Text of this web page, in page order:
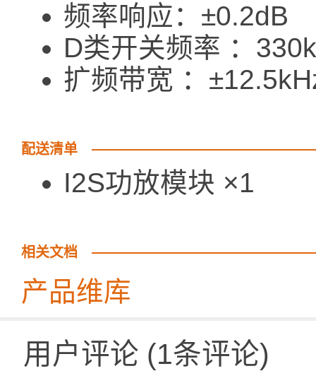
频率响应：±0.2dB
D类开关频率 ：
扩频带宽 ：
配送清单
I2S功放模块 ×1
相关文档
产品维库
用户评论 (1条评论)